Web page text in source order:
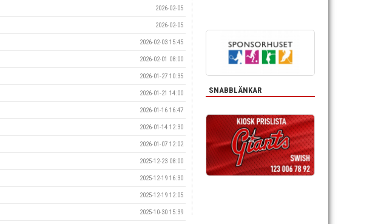
2026-02-05
2026-02-05
2026-02-03 15:45
2026-02-01 08:00
2026-01-27 10:35
2026-01-21 14:00
2026-01-16 16:47
2026-01-14 12:30
2026-01-07 12:02
2025-12-23 08:00
2025-12-19 16:30
2025-12-19 12:05
2025-10-30 15:39
SNABBLÄNKAR